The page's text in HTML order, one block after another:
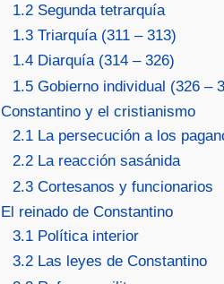
1.2 Segunda tetrarquía
1.3 Triarquía (311 – 313)
1.4 Diarquía (314 – 326)
1.5 Gobierno individual (326 –
Constantino y el cristianismo
2.1 La persecución a los
2.2 La reacción sasánida
2.3 Cortesanos y funcionarios
El reinado de Constantino
3.1 Política interior
3.2 Las leyes de Constantino